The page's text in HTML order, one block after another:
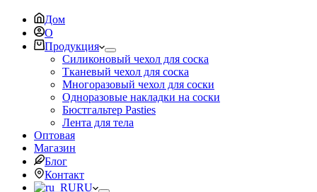
Дом
О
Продукция
Силиконовый чехол для соска
Тканевый чехол для соска
Многоразовый чехол для соски
Одноразовые накладки на соски
Бюстгальтер Pasties
Лента для тела
Оптовая
Магазин
Блог
Контакт
RU